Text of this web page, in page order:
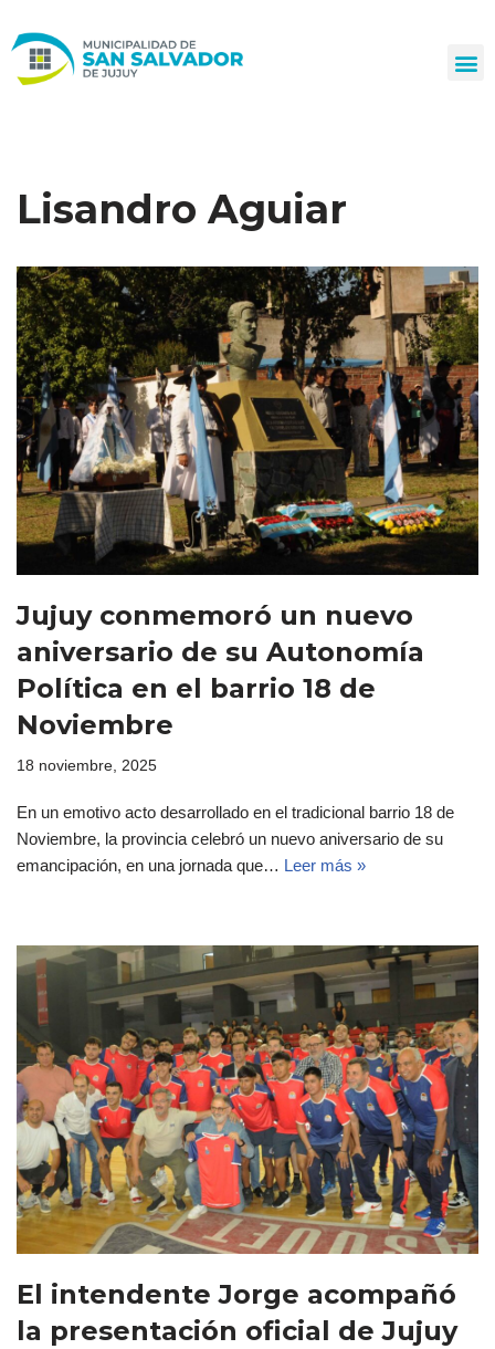
al
Lisandro Aguiar
Jujuy conmemoró un nuevo
aniversario de su Autonomía
Política en el barrio 18 de
Noviembre
18 noviembre, 2025
En un emotivo acto desarrollado en el tradicional barrio 18 de
Noviembre, la provincia celebró un nuevo aniversario de su
emancipación, en una jornada que… Leer más »
El intendente Jorge acompañó
la presentación oficial de Jujuy